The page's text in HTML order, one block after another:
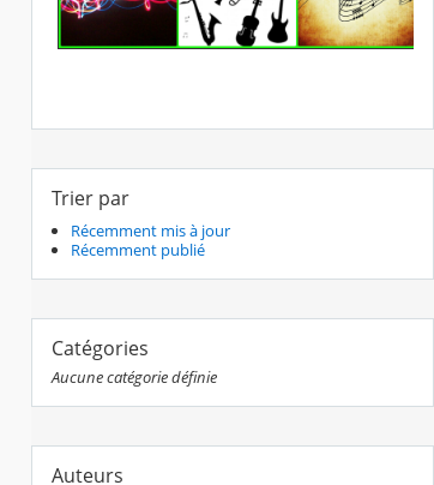
Trier par
Récemment mis à jour
Récemment publié
Catégories
Aucune catégorie définie
Auteurs